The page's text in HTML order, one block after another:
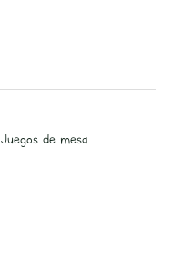
Juegos de mesa